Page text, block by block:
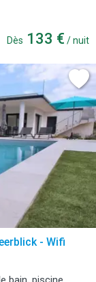
Dès 133 € / nuit
- Wifi